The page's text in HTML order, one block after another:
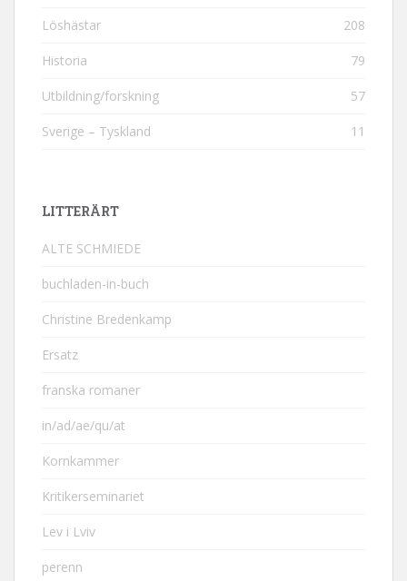
Löshästar 208
Historia 79
Utbildning/forskning 57
Sverige – Tyskland 11
LITTERÄRT
ALTE SCHMIEDE
buchladen-in-buch
Christine Bredenkamp
Ersatz
franska romaner
in/ad/ae/qu/at
Kornkammer
Kritikerseminariet
Lev i Lviv
perenn